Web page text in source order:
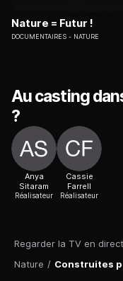
Regarder la TV en direct
Nature / Construites
Nature = Futur !
DOCUMENTAIRES NATURE
Au casting
?
Anya
Sitaram
Réalisateur
Cassie
Farrell
Réalisateur